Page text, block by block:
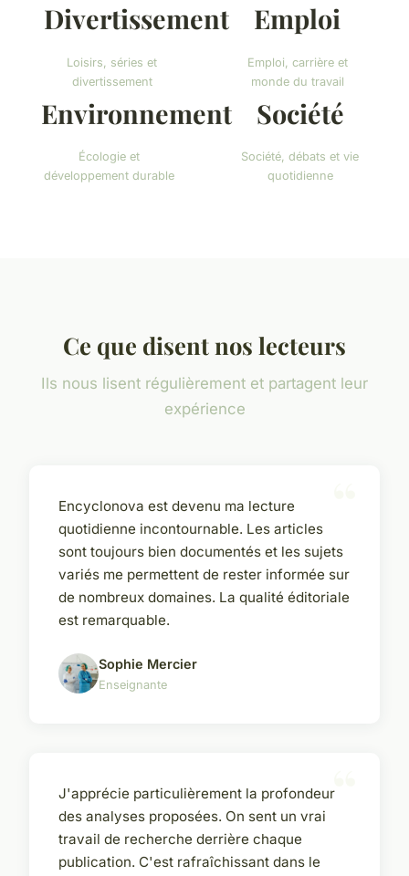
Divertissement
Loisirs, séries et
divertissement
Emploi
Emploi, carrière et
monde du travail
Environnement
Écologie et
développement durable
Société
Société, débats et vie
quotidienne
Ce que disent nos lecteurs
Ils nous lisent régulièrement et partagent leur
expérience
Encyclonova est devenu ma lecture
quotidienne incontournable. Les articles
sont toujours bien documentés et les sujets
variés me permettent de rester informée sur
de nombreux domaines. La qualité éditoriale
est remarquable.
Sophie Mercier
Enseignante
J'apprécie particulièrement la profondeur
des analyses proposées. On sent un vrai
travail de recherche derrière chaque
publication. C'est rafraîchissant dans le